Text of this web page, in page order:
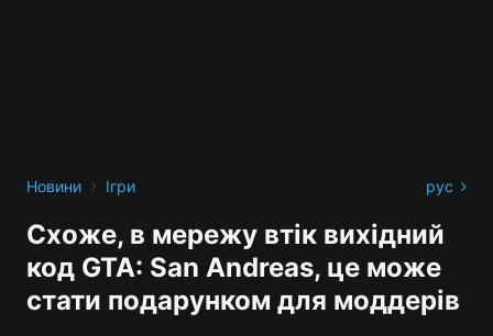
Новини › Ігри рус
Схоже, в мережу втік вихідний
код GTA: San Andreas, це може
стати подарунком для моддерів